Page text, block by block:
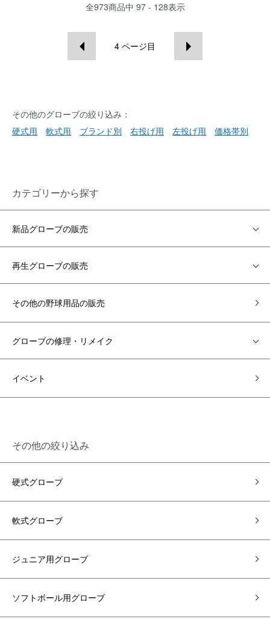
全973商品中 97 - 128表示
4 ページ目
その他のグローブの絞り込み：
硬式用
軟式用 ブランド別 右投げ用 左投げ用 価格帯別
カテゴリーから探す
新品グローブの販売
再生グローブの販売
その他の野球用品の販売
グローブの修理・リメイク
イベント
その他の絞り込み
硬式グローブ
軟式グローブ
ジュニア用グローブ
ソフトボール用グローブ